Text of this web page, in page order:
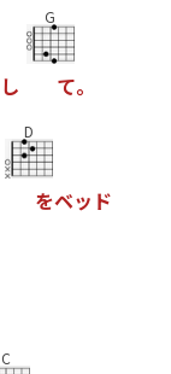
し
G
て。
D
をベッ ド
C